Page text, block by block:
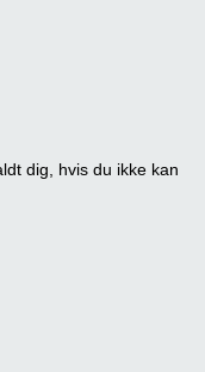
dig, hvis du ikke kan